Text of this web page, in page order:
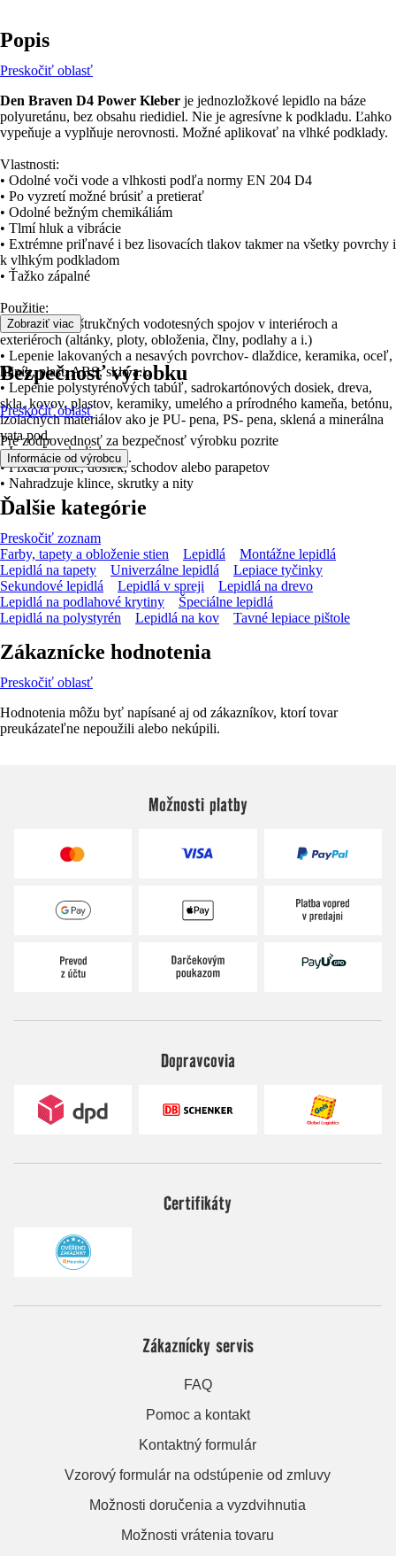
Popis
Preskočiť oblasť
Den Braven D4 Power Kleber je jednozložkové lepidlo na báze
polyuretánu, bez obsahu riedidiel. Nie je agresívne k podkladu. Ľahko
vypeňuje a vyplňuje nerovnosti. Možné aplikovať na vlhké podklady.
Vlastnosti:
• Odolné voči vode a vlhkosti podľa normy EN 204 D4
• Po vyzretí možné brúsiť a pretierať
• Odolné bežným chemikáliám
• Tlmí hluk a vibrácie
• Extrémne priľnavé i bez lisovacích tlakov takmer na všetky povrchy i
k vlhkým podkladom
• Ťažko zápalné
Použitie:
• Lepenie konštrukčných vodotesných spojov v interiéroch a
exteriéroch (altánky, ploty, obloženia, člny, podlahy a i.)
• Lepenie lakovaných a nesavých povrchov- dlaždice, keramika, oceľ,
hliník, plast, ABS, sklo a.i.
• Lepenie polystyrénových tabúľ, sadrokartónových dosiek, dreva,
skla, kovov, plastov, keramiky, umelého a prírodného kameňa, betónu,
izolačných materiálov ako je PU- pena, PS- pena, sklená a minerálna
vata pod.
• Lepenie zrkadiel
• Fixácia políc, dosiek, schodov alebo parapetov
• Nahradzuje klince, skrutky a nity
Zobraziť viac
Bezpečnosť výrobku
Preskočiť oblasť
Pre zodpovednosť za bezpečnosť výrobku pozrite
Informácie od výrobcu .
Ďalšie kategórie
Preskočiť zoznam
Farby, tapety a obloženie stien
Lepidlá
Montážne lepidlá
Lepidlá na tapety
Univerzálne lepidlá
Lepiace tyčinky
Sekundové lepidlá
Lepidlá v spreji
Lepidlá na drevo
Lepidlá na podlahové krytiny
Špeciálne lepidlá
Lepidlá na polystyrén
Lepidlá na kov Tavné lepiace pištole
Zákaznícke hodnotenia
Preskočiť oblasť
Hodnotenia môžu byť napísané aj od zákazníkov, ktorí tovar
preukázateľne nepoužili alebo nekúpili.
Možnosti platby
Dopravcovia
Certifikáty
Zákaznícky servis
FAQ
Pomoc a kontakt
Kontaktný formulár
Vzorový formulár na odstúpenie od zmluvy
Možnosti doručenia a vyzdvihnutia
Možnosti vrátenia tovaru